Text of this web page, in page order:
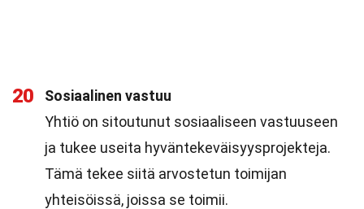
20
Sosiaalinen vastuu
Yhtiö on sitoutunut sosiaaliseen vastuuseen
ja tukee useita hyväntekeväisyysprojekteja.
Tämä tekee siitä arvostetun toimijan
yhteisöissä, joissa se toimii.